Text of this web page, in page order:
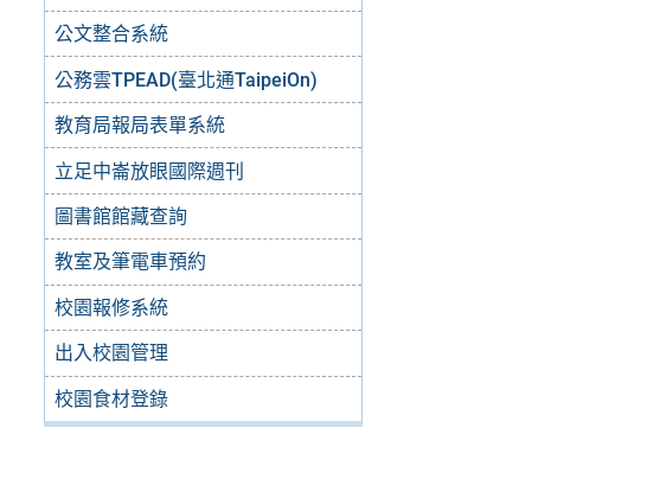
公文整合系統
公務雲TPEAD(臺北通TaipeiOn)
教育局報局表單系統
立足中崙放眼國際週刊
圖書館館藏查詢
教室及筆電車預約
校園報修系統
出入校園管理
校園食材登錄